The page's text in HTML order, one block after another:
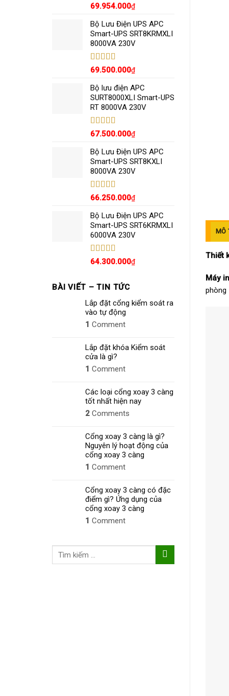
Được xếp
sao
69.954.000₫
Bộ Lưu Điện UPS APC
Smart-UPS SRT8KRMXLI
8000VA 230V
Được xếp
sao
69.500.000₫
Bộ lưu điện APC
SURT8000XLI Smart-UPS
RT 8000VA 230V
Được xếp
sao
67.500.000₫
Bộ Lưu Điện UPS APC
Smart-UPS SRT8KXLI
8000VA 230V
Được xếp
sao
66.250.000₫
Bộ Lưu Điện UPS APC
Smart-UPS SRT6KRMXLI
6000VA 230V
Được xếp
64.300.000₫
BÀI VIẾT – TIN TỨC
Lắp đặt cổng kiểm soát ra
vào tự động
1 Comment
Lắp đặt khóa Kiểm soát
cửa là gì?
1 Comment
Các loại cổng xoay 3 càng
tốt nhất hiện nay
2 Comments
Cổng xoay 3 càng là gì?
Nguyên lý hoạt động của
cổng xoay 3 càng
1 Comment
Cổng xoay 3 càng có đặc
điểm gì? Ứng dụng của
cổng xoay 3 càng
1 Comment
Tìm
MÔ
Thiết
Máy
phòng